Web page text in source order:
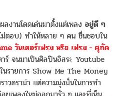
ลงานโดดเด่นมาตั้งแต่เพลง อยู่ดี ๆ
ตอบ) ทำให้หลาย ๆ คน ชื่นชอบใน
วันเดอร์เฟรม หรือ เฟรม - ศุภัค
าร์ จนมาเป็นศิลปินอิสระ Youtube
นรายการ Show Me The Money
วดราม่า แต่ความมุ่งมั่นในการทำ